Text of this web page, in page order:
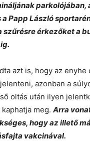
parkolójában,
Papp László
szűrésre érkezőket a
azt is, hogy az enyhe
azonban a
oltás után ilyen
meg. Arra
hogy az illető
vakcinával.